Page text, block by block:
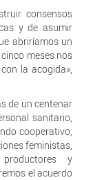
consensos
y de asumir
abriríamos un
meses nos
la acogida»,
de un centenar
sanitario,
cooperativo,
feministas,
y
el acuerdo